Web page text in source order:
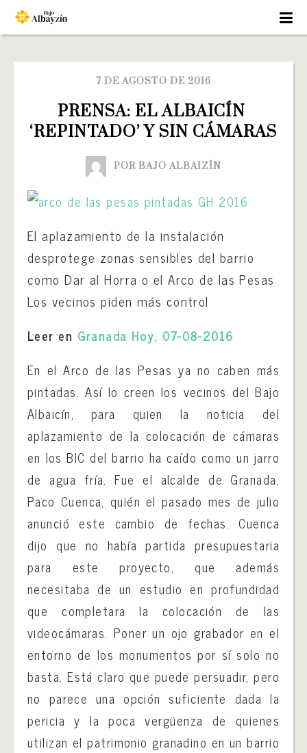
7 DE AGOSTO DE 2016
PRENSA: EL ALBAICÍN
‘REPINTADO’ Y SIN CÁMARAS
POR BAJO ALBAIZÍN
El aplazamiento de la instalación
desprotege zonas sensibles del barrio
como Dar al Horra o el Arco de las Pesas
Los vecinos piden más control
Leer en Granada Hoy, 07-08-2016
En el Arco de las Pesas ya no caben más
pintadas. Así lo creen los vecinos del Bajo
Albaicín, para quien la noticia del
aplazamiento de la colocación de cámaras
en los BIC del barrio ha caído como un jarro
de agua fría. Fue el alcalde de Granada,
Paco Cuenca, quién el pasado mes de julio
anunció este cambio de fechas. Cuenca
dijo que no había partida presupuestaria
para este proyecto, que además
necesitaba de un estudio en profundidad
que completara la colocación de las
videocámaras. Poner un ojo grabador en el
entorno de los monumentos por sí solo no
basta. Está claro que puede persuadir, pero
no parece una opción suficiente dada la
pericia y la poca vergüenza de quienes
utilizan el patrimonio granadino en un barrio